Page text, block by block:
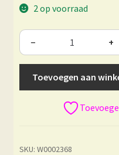
2 op voorraad
− +
Toevoegen aan
SKU: W0002368